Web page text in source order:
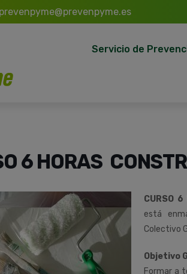
prevenpyme@prevenpyme.es
Servicio de
6 HORAS
CURSO 6
está
Colectivo
Objetivo
Formar a